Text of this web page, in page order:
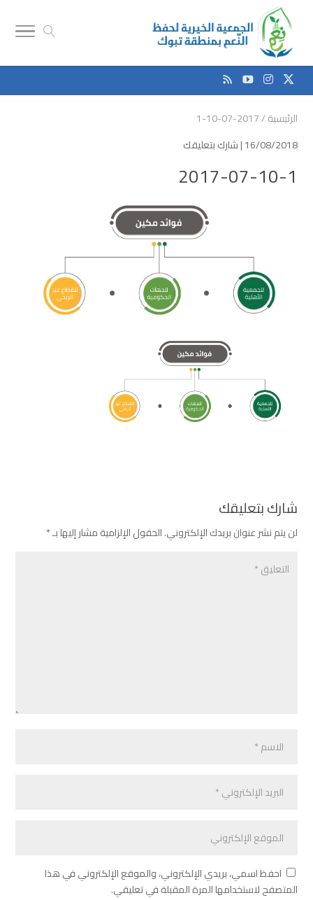
الرئيسية/
2017-07-10-1
16/08/2018 | شارك بتعليقك
2017-07-10-1
شارك بتعليقك
لن يتم نشر عنوان بريدك الإلكتروني.الحقول الإلزامية مشار إليها بـ*
احفظ اسمي، بريدي الإلكتروني، والموقع الإلكتروني في هذا
المتصفح لاستخدامها المرة المقبلة في تعليقي.